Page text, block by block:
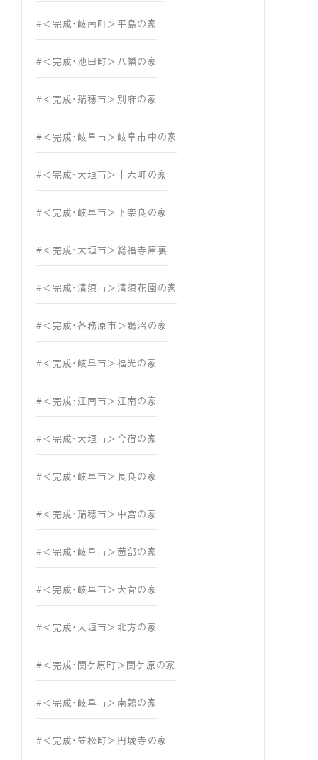
#＜完成・岐南町＞平島の家
#＜完成・池田町＞八幡の家
#＜完成・瑞穂市＞別府の家
#＜完成・岐阜市＞岐阜市中の家
#＜完成・大垣市＞十六町の家
#＜完成・岐阜市＞下奈良の家
#＜完成・大垣市＞総福寺庫裏
#＜完成・清須市＞清須花園の家
#＜完成・各務原市＞鵜沼の家
#＜完成・岐阜市＞福光の家
#＜完成・江南市＞江南の家
#＜完成・大垣市＞今宿の家
#＜完成・岐阜市＞長良の家
#＜完成・瑞穂市＞中宮の家
#＜完成・岐阜市＞茜部の家
#＜完成・岐阜市＞大菅の家
#＜完成・大垣市＞北方の家
#＜完成・関ケ原町＞関ケ原の家
#＜完成・岐阜市＞南鶉の家
#＜完成・笠松町＞円城寺の家